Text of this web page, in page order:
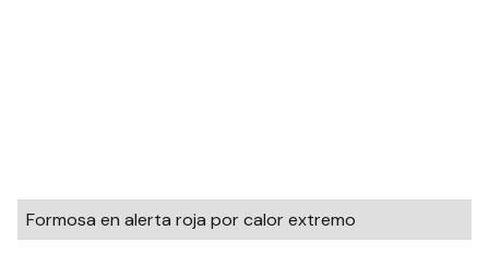
Formosa en alerta roja por calor extremo